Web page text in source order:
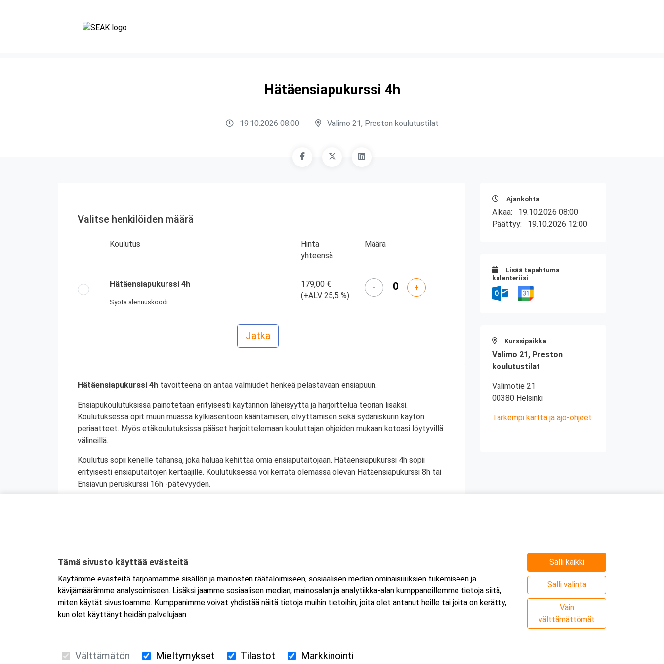
Hätäensiapukurssi 4h
19.10.2026 08:00 Valimo 21, Preston koulutustilat
Valitse henkilöiden määrä
Koulutus
Hinta
yhteensä
Määrä
Hätäensiapukurssi 4h
Syötä alennuskoodi
179,00 €
(+ALV 25,5 %)
- +
Hätäensiapukurssi 4h tavoitteena on antaa valmiudet henkeä pelastavaan ensiapuun.
Ensiapukoulutuksissa painotetaan erityisesti käytännön läheisyyttä ja harjoittelua teorian lisäksi.
Koulutuksessa opit muun muassa kylkiasentoon kääntämisen, elvyttämisen sekä sydäniskurin käytön
periaatteet. Myös etäkoulutuksissa pääset harjoittelemaan kouluttajan ohjeiden mukaan kotoasi löytyvillä
välineillä.
Koulutus sopii kenelle tahansa, joka haluaa kehittää omia ensiaputaitojaan. Hätäensiapukurssi 4h sopii
erityisesti ensiaputaitojen kertaajille. Koulutuksessa voi kerrata olemassa olevan Hätäensiapukurssi 8h tai
Ensiavun peruskurssi 16h -pätevyyden.
• Peruselvytys
• Vierasesine hengitysteissä: aikuinen, lapsi ja vauva
• Verenkierron häiriötila (sokki)
Ajankohta
Alkaa: 19.10.2026 08:00
Päättyy: 19.10.2026 12:00
Lisää tapahtuma
kalenteriisi
Kurssipaikka
Valimo 21, Preston
koulutustilat
Valimotie 21
00380 Helsinki
Tarkempi kartta ja ajo-ohjeet
Suomen Ensiapukoulutus Oy / Valimotie 21 / 00380 Helsinki
Tämä sivusto käyttää evästeitä
Käytämme evästeitä tarjoamamme sisällön ja mainosten räätälöimiseen, sosiaalisen median ominaisuuksien tukemiseen ja
kävijämäärämme analysoimiseen. Lisäksi jaamme sosiaalisen median, mainosalan ja analytiikka-alan kumppaneillemme tietoja siitä,
miten käytät sivustoamme. Kumppanimme voivat yhdistää näitä tietoja muihin tietoihin, joita olet antanut heille tai joita on kerätty,
kun olet käyttänyt heidän palvelujaan.
Salli kaikki
Salli valinta
Vain
välttämättömät
Välttämätön Mieltymykset Tilastot Markkinointi